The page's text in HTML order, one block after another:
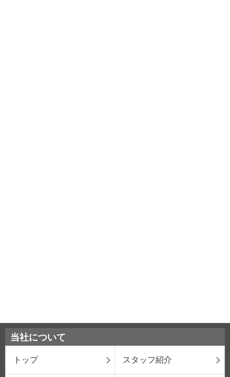
当社について
トップ スタッフ紹介